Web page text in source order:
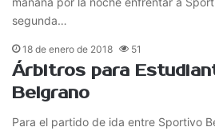
segunda…
18 de enero de 2018 51
Árbitros para
Belgrano
Para el partido de ida entre Sportivo